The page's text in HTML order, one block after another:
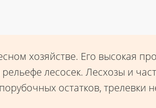
хозяйстве. Его высокая
лесосек. Лесхозы и
остатков,